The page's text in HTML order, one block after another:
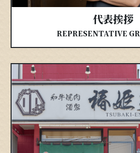
代表挨拶
REPRESENTATIVE